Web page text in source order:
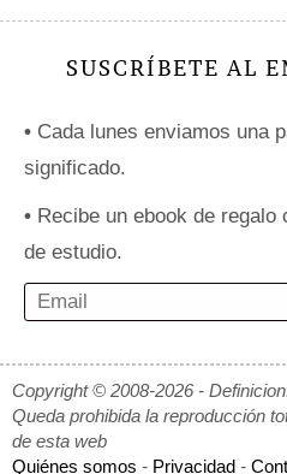
SUSCRÍBETE AL
• Cada lunes enviamos una
significado.
• Recibe un ebook de
de estudio.
Copyright © 2008-2026 -
Queda prohibida la reproducción
de esta web
Quiénes somos - Privacidad -